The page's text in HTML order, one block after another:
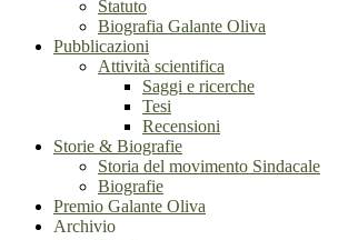
Statuto
Biografia Galante Oliva
Pubblicazioni
Attività scientifica
Saggi e ricerche
Tesi
Recensioni
Storie & Biografie
Storia del movimento Sindacale
Biografie
Premio Galante Oliva
Archivio